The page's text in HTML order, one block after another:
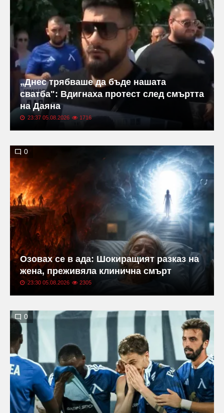
„Днес трябваше да бъде нашата
сватба": Вдигнаха протест след смъртта
на Даяна
23:37 05.08.2026 1716
0
Озовах се в ада: Шокиращият разказ на
жена, преживяла клинична смърт
23:30 05.08.2026 2305
0